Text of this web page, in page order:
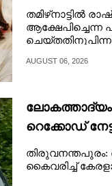
തമിഴ്‌നാട്ടിൽ
ആക്ഷേപിച്ചെന്ന
AUGUST 06, 2026
റെക്കോഡ്
തിരുവനന്തപുരം:
കൈവരിച്ച്